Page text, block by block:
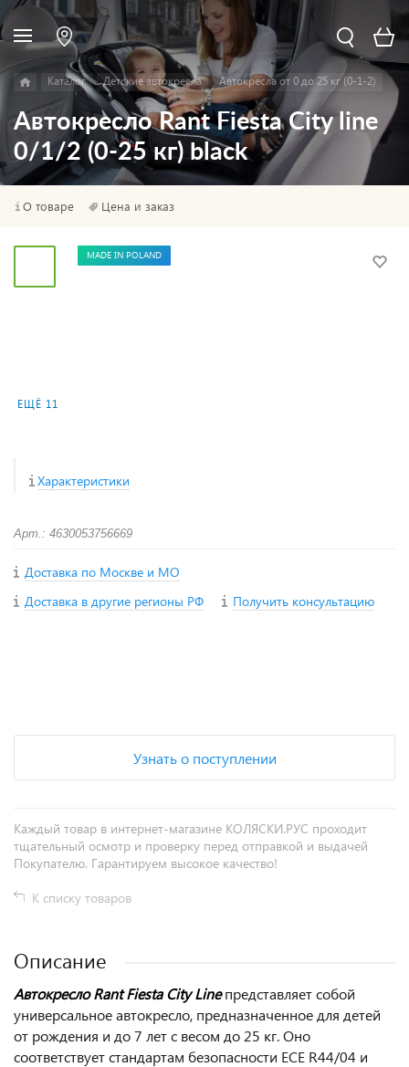
Каталог Детские автокресла Автокресла от 0 до 25 кг (0-1-2)
Автокресло Rant Fiesta City line
0/1/2 (0-25 кг) black
О товаре Цена и заказ
ЕЩЁ 11
MADE IN POLAND
Характеристики
Арт.: 4630053756669
Доставка по Москве и МО
Доставка в другие регионы РФ
Получить консультацию
Узнать о поступлении
Каждый товар в интернет-магазине КОЛЯСКИ.РУС проходит
тщательный осмотр и проверку перед отправкой и выдачей
Покупателю. Гарантируем высокое качество!
К списку товаров
Описание
Автокресло Rant Fiesta City Lineпредставляет собой
универсальное автокресло, предназначенное для детей
от рождения и до 7 лет с весом до 25 кг. Оно
соответствует стандартам безопасности ECE R44/04 и